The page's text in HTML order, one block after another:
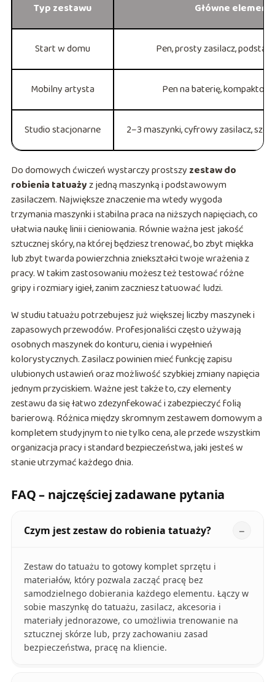
Typ zestawu Główne
Start w domu Pen, prosty zasilacz,
Mobilny artysta Pen na baterię,
Studio stacjonarne 2–3 maszynki, cyfrowy zasilacz,
Do domowych ćwiczeń wystarczy prostszy zestaw do
robienia tatuażyz jedną maszynką i podstawowym
zasilaczem. Największe znaczenie ma wtedy wygoda
trzymania maszynki i stabilna praca na niższych napięciach, co
ułatwia naukę linii i cieniowania. Równie ważna jest jakość
sztucznej skóry, na której będziesz trenować, bo zbyt miękka
lub zbyt twarda powierzchnia zniekształci twoje wrażenia z
pracy. W takim zastosowaniu możesz też testować różne
gripy i rozmiary igieł, zanim zaczniesz tatuować ludzi.
W studiu tatuażu potrzebujesz już większej liczby maszynek i
zapasowych przewodów. Profesjonaliści często używają
osobnych maszynek do konturu, cienia i wypełnień
kolorystycznych. Zasilacz powinien mieć funkcję zapisu
ulubionych ustawień oraz możliwość szybkiej zmiany napięcia
jednym przyciskiem. Ważne jest także to, czy elementy
zestawu da się łatwo zdezynfekować i zabezpieczyć folią
barierową. Różnica między skromnym zestawem domowym a
kompletem studyjnym to nie tylko cena, ale przede wszystkim
organizacja pracy i standard bezpieczeństwa, jaki jesteś w
stanie utrzymać każdego dnia.
FAQ – najczęściej zadawane pytania
Czym jest zestaw do robienia tatuaży?
Zestaw do tatuażu to gotowy komplet sprzętu i
materiałów, który pozwala zacząć pracę bez
samodzielnego dobierania każdego elementu. Łączy w
sobie maszynkę do tatuażu, zasilacz, akcesoria i
materiały jednorazowe, co umożliwia trenowanie na
sztucznej skórze lub, przy zachowaniu zasad
bezpieczeństwa, pracę na kliencie.